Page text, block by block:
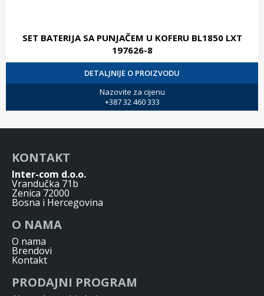
SET BATERIJA SA PUNJAČEM U KOFERU BL1850 LXT
197626-8
DETALJNIJE O PROIZVODU
Nazovite za cijenu
+387 32 460 333
KONTAKT
Inter-com d.o.o.
Vrandučka 71b
Zenica 72000
Bosna i Hercegovina
O NAMA
O nama
Brendovi
Kontakt
PRODAJNI PROGRAM